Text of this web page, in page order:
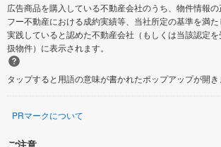
広告商品を購入している不動産会社のうち、物件情報
フー不動産における成約実績等、当社所定の基準を満
実践していると認めた不動産会社（もしくは当該認定
扱物件）に表示されます。
タップすると用語の意味が書かれたポップアップが開き
PRマークについて
ご注意